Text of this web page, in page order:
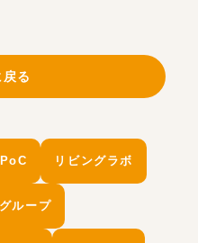
る
PoC リビングラボ
ループ